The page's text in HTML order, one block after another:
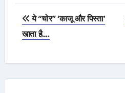
Post
navigation
ये “चोर” ‘काजू और पिस्ता’
खाता है….